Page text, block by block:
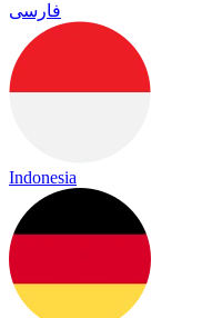
فارسی
Indonesia